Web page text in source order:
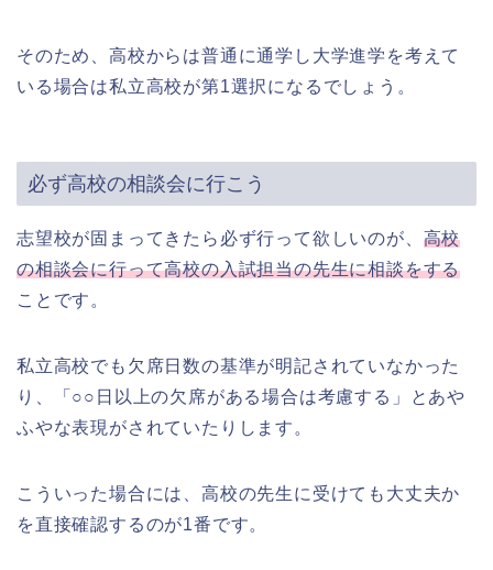
そのため、高校からは普通に通学し大学進学を考えて
いる場合は私立高校が第1選択になるでしょう。
必ず高校の相談会に行こう
志望校が固まってきたら必ず行って欲しいのが、 高校
の相談会に行って高校の入試担当の先生に相談をする
ことです。
私立高校でも欠席日数の基準が明記されていなかった
り、「○○日以上の欠席がある場合は考慮する」とあや
ふやな表現がされていたりします。
こういった場合には、高校の先生に受けても大丈夫か
を直接確認するのが1番です。